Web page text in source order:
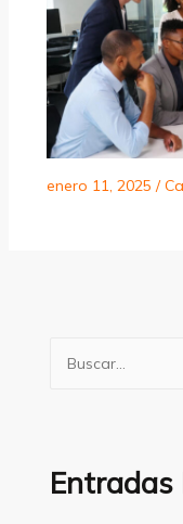
enero 11, 2025 /
a
Entradas